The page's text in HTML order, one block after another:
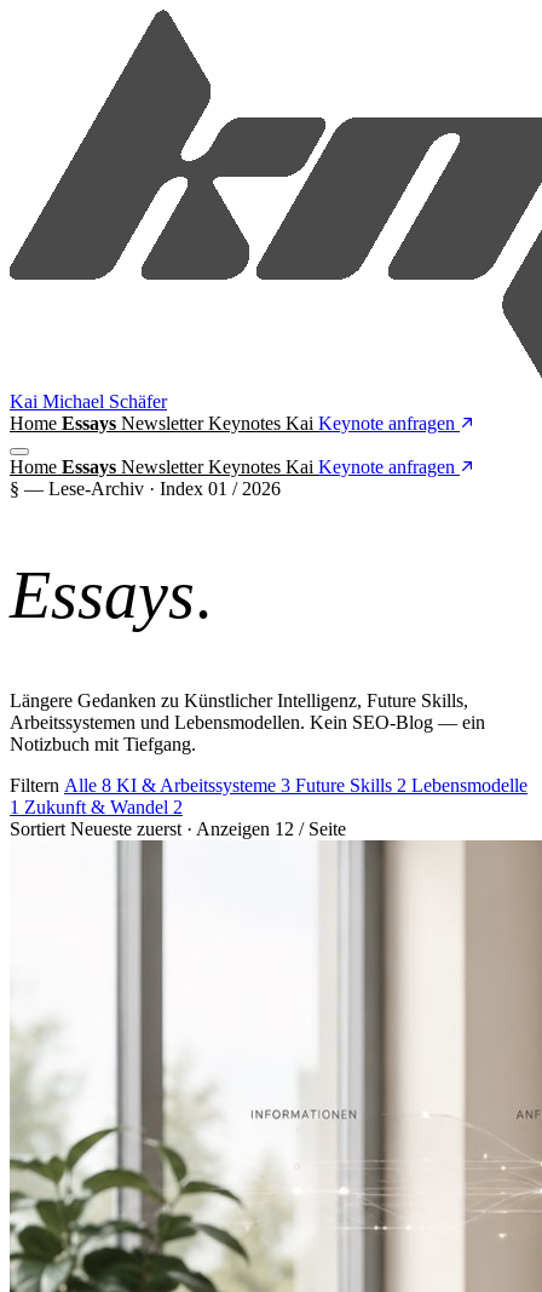
Kai Michael Schäfer
Home Essays NewsletterKeynotes Kai Keynote anfragen
Home Essays NewsletterKeynotes Kai Keynote anfragen
§ — Lese-Archiv · Index 01 / 2026
Essays.
Längere Gedanken zu Künstlicher Intelligenz, Future Skills,
Arbeitssystemen und Lebensmodellen. Kein SEO-Blog — ein
Notizbuch mit Tiefgang.
Filtern Alle 8 KI & Arbeitssysteme 3 Future Skills 2 Lebensmodelle
1 Zukunft & Wandel 2
Sortiert Neueste zuerst · Anzeigen 12 / Seite